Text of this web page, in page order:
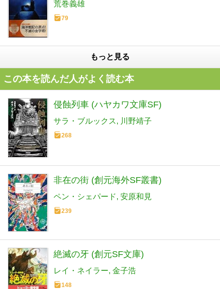
荒巻義雄
79
もっと見る
この本を読んだ人がよく読む本
侵蝕列車 (ハヤカワ文庫SF)
サラ・ブルックス 川野靖子
268
非在の街 (創元海外SF叢書)
ペン・シェパード 安原和見
239
絶滅の牙 (創元SF文庫)
レイ・ネイラー 金子浩
148